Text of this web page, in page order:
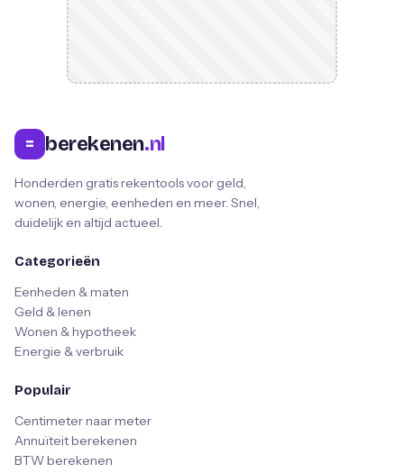
= berekenen.nl
Honderden gratis rekentools voor geld,
wonen, energie, eenheden en meer. Snel,
duidelijk en altijd actueel.
Categorieën
Eenheden & maten
Geld & lenen
Wonen & hypotheek
Energie & verbruik
Populair
Centimeter naar meter
Annuïteit berekenen
BTW berekenen